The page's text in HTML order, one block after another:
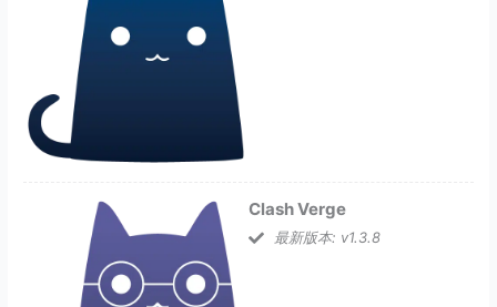
Clash Verge
最新版本: v1.3.8